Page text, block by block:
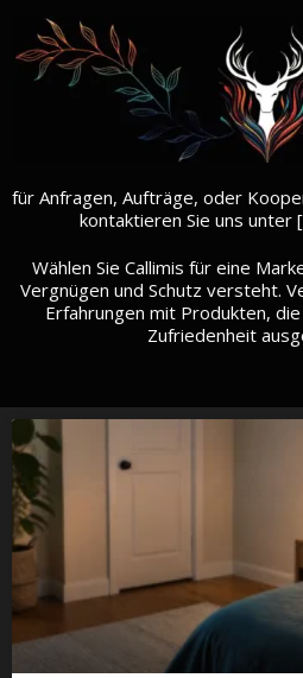
für Anfragen, Aufträge, oder
kontaktieren Sie uns unter [
Wählen Sie Callimis für eine
Vergnügen und Schutz versteht.
Erfahrungen mit Produkten,
Zufriedenheit